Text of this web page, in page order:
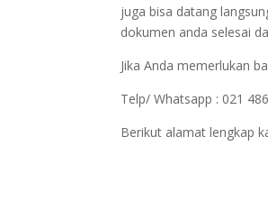
juga bisa datang
dokumen anda selesai
Jika Anda memerlukan
Telp/ Whatsapp : 021
Berikut alamat lengkap